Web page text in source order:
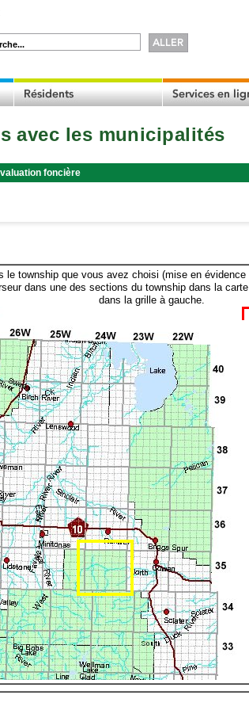
avec les municipalités
foncière
le township que vous avez choisi (mise en
dans une des sections du township dans la
dans la grille à gauche.